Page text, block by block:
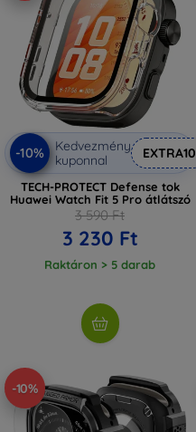
-10%
Kedvezmény
kuponnal
EXTRA10
TECH-PROTECT Defense tok
Huawei Watch Fit 5 Pro átlátszó
3 590 Ft
3 230 Ft
Raktáron > 5 darab
-10%